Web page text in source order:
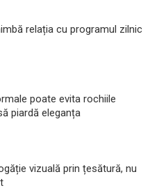
relația cu programul zilnic
poate evita rochiile
piardă eleganța
vizuală prin țesătură, nu